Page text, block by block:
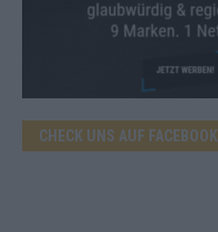
CHECK UNS AUF FACEBOOK